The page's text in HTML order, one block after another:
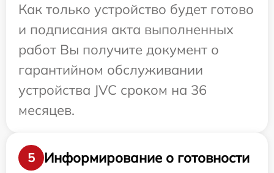
Как только устройство будет готово
и подписания акта выполненных
работ Вы получите документ о
гарантийном обслуживании
устройства JVC сроком на 36
месяцев.
5
Информирование о готовности